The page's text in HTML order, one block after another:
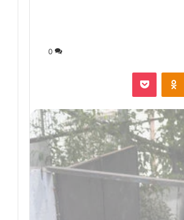
0
Odnoklassniki
‫Pocket